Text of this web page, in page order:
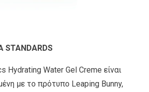
Hydrating Water Gel Creme είναι
με το πρότυπο Leaping Bunny,